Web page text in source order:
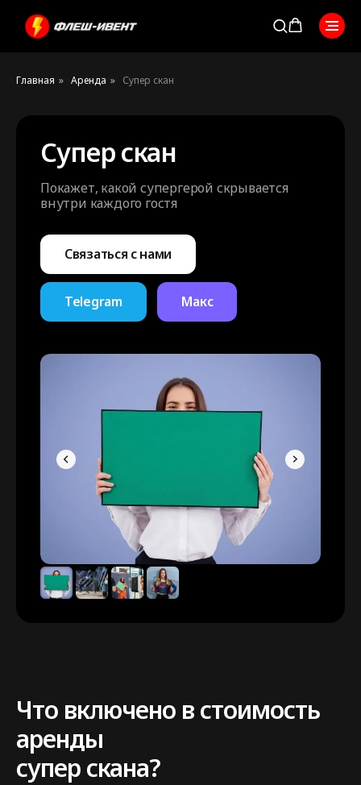
Главная » Аренда » Супер скан
Супер скан
Покажет, какой супергерой скрывается
внутри каждого гостя
Связаться с нами
Telegram Макс
Что включено в стоимость
аренды
супер скана?